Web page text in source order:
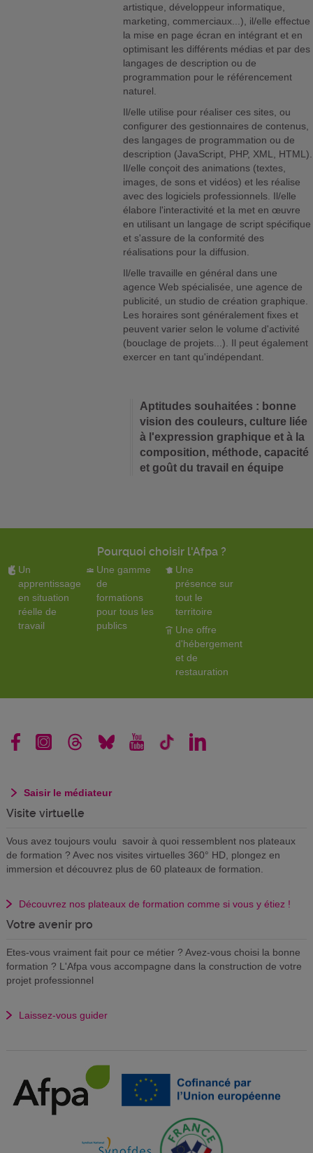
artistique, développeur informatique,
marketing, commerciaux...), il/elle effectue
la mise en page écran en intégrant et en
optimisant les différents médias et par des
langages de description ou de
programmation pour le référencement
naturel.
Il/elle utilise pour réaliser ces sites, ou
configurer des gestionnaires de contenus,
des langages de programmation ou de
description (JavaScript, PHP, XML, HTML).
Il/elle conçoit des animations (textes,
images, de sons et vidéos) et les réalise
avec des logiciels professionnels. Il/elle
élabore l'interactivité et la met en œuvre
en utilisant un langage de script spécifique
et s'assure de la conformité des
réalisations pour la diffusion.
Il/elle travaille en général dans une
agence Web spécialisée, une agence de
publicité, un studio de création graphique.
Les horaires sont généralement fixes et
peuvent varier selon le volume d'activité
(bouclage de projets...). Il peut également
exercer en tant qu'indépendant.
Aptitudes souhaitées : bonne
vision des couleurs, culture liée
à l'expression graphique et à la
composition, méthode, capacité
et goût du travail en équipe
Pourquoi choisir l'Afpa ?
Un
apprentissage
en situation
réelle de
travail
Une gamme
de
formations
pour tous les
publics
Une
présence sur
tout le
territoire
Une offre
d'hébergement
et de
restauration
Saisir le médiateur
Visite virtuelle
Vous avez toujours voulu savoir à quoi ressemblent nos plateaux
de formation ? Avec nos visites virtuelles 360° HD, plongez en
immersion et découvrez plus de 60 plateaux de formation.
Découvrez nos plateaux de formation comme si vous y étiez !
Votre avenir pro
Etes-vous vraiment fait pour ce métier ? Avez-vous choisi la bonne
formation ? L'Afpa vous accompagne dans la construction de votre
projet professionnel
Laissez-vous guider